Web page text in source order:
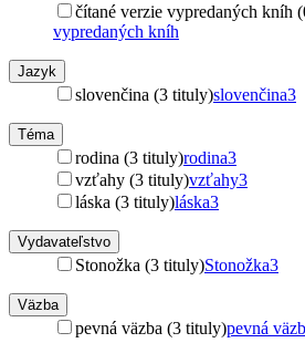
čítané verzie vypredaných kníh
vypredaných kníh
Jazyk
slovenčina (3 tituly)slovenčina3
Téma
rodina (3 tituly)rodina3
vzťahy (3 tituly)vzťahy3
láska (3 tituly)láska3
Vydavateľstvo
Stonožka (3 tituly)Stonožka3
Väzba
pevná väzba (3 tituly)pevná